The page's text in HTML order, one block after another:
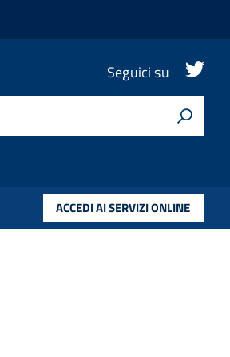
Seguici su .
ACCEDI AI SERVIZI ONLINE